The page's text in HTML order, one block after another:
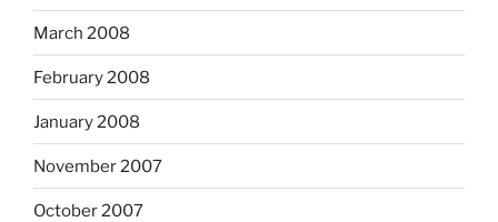
March 2008
February 2008
January 2008
November 2007
October 2007